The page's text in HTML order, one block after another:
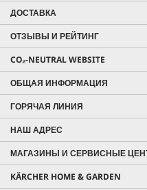
ДОСТАВКА
ОТЗЫВЫ И РЕЙТИНГ
CO₂-NEUTRAL WEBSITE
ОБЩАЯ ИНФОРМАЦИЯ
ГОРЯЧАЯ ЛИНИЯ
НАШ АДРЕС
МАГАЗИНЫ И СЕРВИСНЫЕ
KÄRCHER HOME & GARDEN